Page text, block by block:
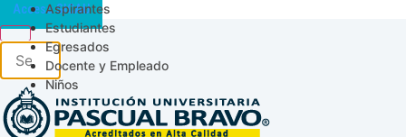
Aspirantes
Estudiantes
Egresados
Docente y Empleado
Niños
Acceso SICAU